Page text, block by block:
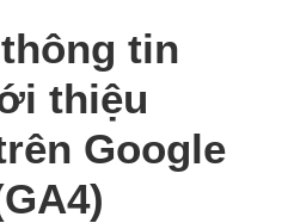
tin
thiệu
Google